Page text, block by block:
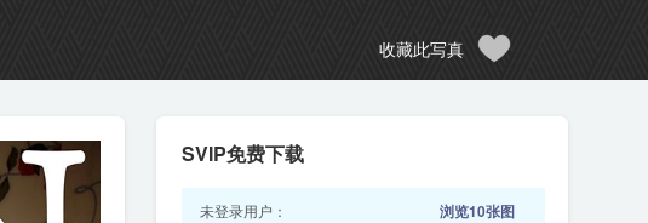
收藏此写真
SVIP免费下载
未登录用户： 浏览10张图